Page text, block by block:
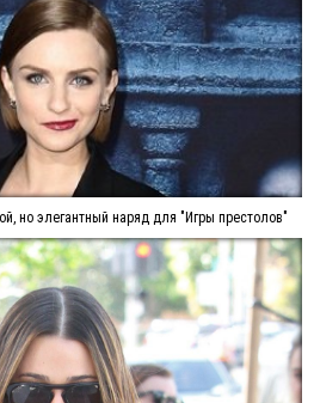
но элегантный наряд для "Игры престолов"